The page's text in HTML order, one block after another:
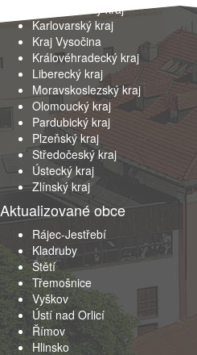
Jihomoravský kraj
Karlovarský kraj
Kraj Vysočina
Královéhradecký kraj
Liberecký kraj
Moravskoslezský kraj
Olomoucký kraj
Pardubický kraj
Plzeňský kraj
Středočeský kraj
Ústecký kraj
Zlínský kraj
Aktualizované obce
Rájec-Jestřebí
Kladruby
Štětí
Třemošnice
Vyškov
Ústí nad Orlicí
Římov
Hlinsko